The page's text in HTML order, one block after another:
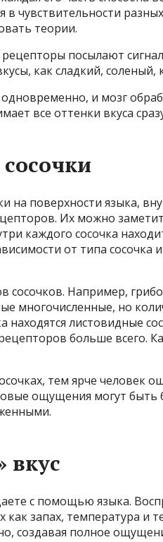
чувствительности
теории.
посылают
как сладкий, соленый,
и мозг
все оттенки вкуса
на поверхности языка,
Их можно
каждого сосочка
от типа сосочка
сосочков. Например,
многочисленные, но
листовидные
больше всего.
тем ярче человек
ощущения могут быть
вкус
с помощью языка.
запах, температура и
создавая полное